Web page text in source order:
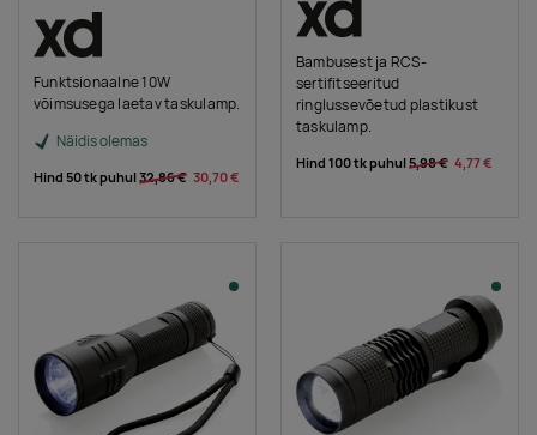
Funktsionaalne 10W
võimsusega laetav taskulamp.
Näidis olemas
Hind 50 tk puhul32,86 € 30,70 €
Bambusest ja RCS-
sertifitseeritud
ringlussevõetud plastikust
taskulamp.
Hind 100 tk puhul5,98 € 4,77 €